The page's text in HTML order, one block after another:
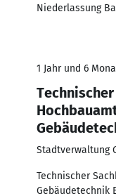
Niederlassung
1 Jahr und 6
Stadtverwaltung
Technischer
Gebäudetechnik